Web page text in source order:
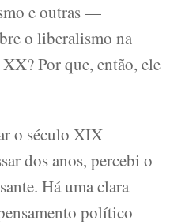
e outras —
o liberalismo na
Por que, então, ele
o século XIX
dos anos, percebi o
Há uma clara
político